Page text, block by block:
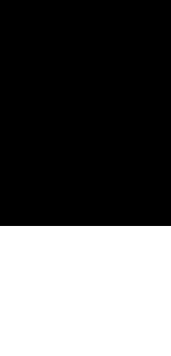
sheriff/single-item.php